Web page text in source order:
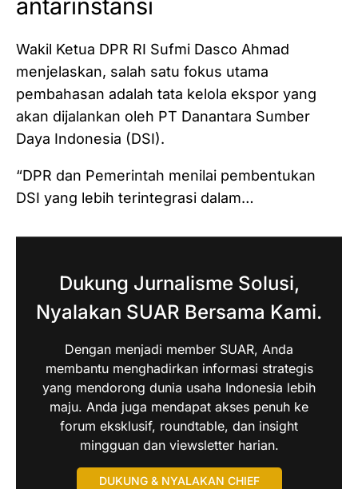
antarinstansi
Wakil Ketua DPR RI Sufmi Dasco Ahmad
menjelaskan, salah satu fokus utama
pembahasan adalah tata kelola ekspor yang
akan dijalankan oleh PT Danantara Sumber
Daya Indonesia (DSI).
“DPR dan Pemerintah menilai pembentukan
DSI yang lebih terintegrasi dalam…
Dukung Jurnalisme Solusi,
Nyalakan SUAR Bersama Kami.
Dengan menjadi member SUAR, Anda
membantu menghadirkan informasi strategis
yang mendorong dunia usaha Indonesia lebih
maju. Anda juga mendapat akses penuh ke
forum eksklusif, roundtable, dan insight
mingguan dan viewsletter harian.
DUKUNG & NYALAKAN CHIEF